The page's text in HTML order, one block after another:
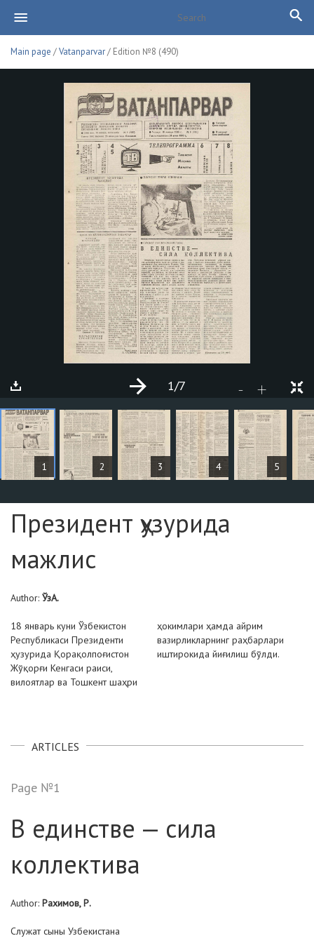
Main page /Vatanparvar/ Edition №8 (490)
1 2 3 4 5
- +
1/7
ARTICLES
Page №1
Президент ҳузурида
мажлис
Author: ЎзА.
18 январь куни Ўзбекистон
Республикаси Президенти
ҳузурида Қорақолпоғистон
Жўқорғи Кенгаси раиси,
вилоятлар ва Тошкент шаҳри
ҳокимлари ҳамда айрим
вазирликларнинг раҳбарлари
иштирокида йиғилиш бўлди.
ARTICLES
Page №1
В единстве — сила
коллектива
Author: Рахимов, Р.
Служат сыны Узбекистана